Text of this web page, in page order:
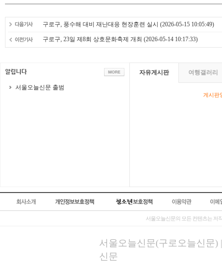
구로구, 풍수해 대비 재난대응 현장훈련 실시 (2026-05-15 10:05:49)
구로구, 23일 제8회 상호문화축제 개최 (2026-05-14 10:17:33)
서울오늘신문 출범
자유게시판 여행갤러리
게시판
서울오늘신문의 모든 컨텐츠는 저
서울오늘신문(구로오늘신문)
신문